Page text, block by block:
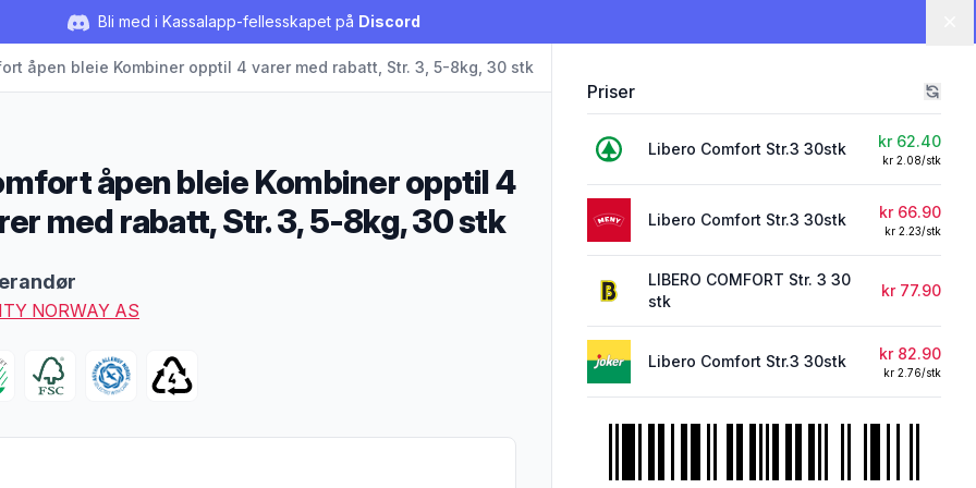
Bli med i Kassalapp-fellesskapet på Discord
åpen bleie Kombiner opptil 4 varer med rabatt, Str. 3, 5-8kg, 30 stk
åpen bleie Kombiner opptil 4
med rabatt, Str. 3, 5-8kg, 30 stk
NORWAY AS
Priser
Libero Comfort Str.3 30stk kr 62.40
kr 2.08/stk
Libero Comfort Str.3 30stk kr 66.90
kr 2.23/stk
LIBERO COMFORT Str. 3 30
stk
kr 77.90
Libero Comfort Str.3 30stk kr 82.90
kr 2.76/stk